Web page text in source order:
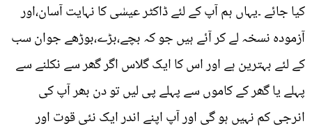
کیا جائے ۔یہاں ہم آپ کے لئے ڈاکٹر عیسٰی کا نہایت آسان،اور
آزمودہ نسخہ لے کر آئے ہیں جو کہ بچے،بڑے،بوڑھے جوان سب
کے لئے بہترین ہے اور اس کا ایک گلاس اگر گھر سے نکلنے سے
پہلے یا گھر کے کاموں سے پہلے پی لیں تو دن بھر آپ کی
انرجی کم نہیں ہو گی اور آپ اپنے اندر ایک نئی قوت اور